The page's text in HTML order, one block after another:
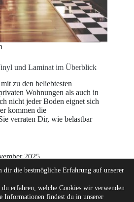
und Laminat im Überblick
zu den beliebtesten
Wohnungen als auch in
nicht jeder Boden eignet sich
kommen die
verraten Dir, wie belastbar
2025
dir die bestmögliche Erfahrung auf unserer
du erfahren, welche Cookies wir verwenden
Informationen findest du in unserer